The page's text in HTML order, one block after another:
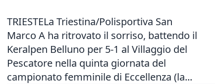
TRIESTELa Triestina/Polisportiva San
Marco A ha ritrovato il sorriso, battendo il
Keralpen Belluno per 5-1 al Villaggio del
Pescatore nella quinta giornata del
campionato femminile di Eccellenza (la...